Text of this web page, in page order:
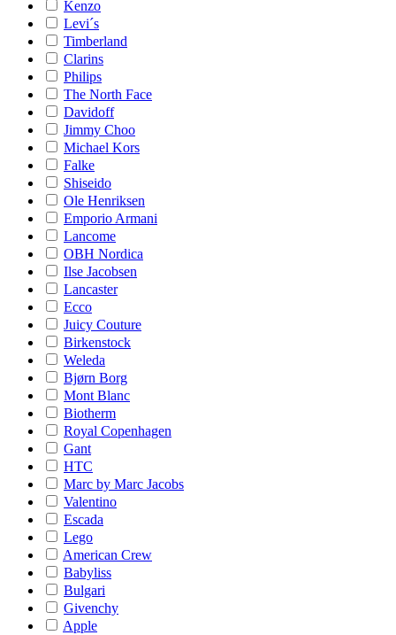
Kenzo
Levi´s
Timberland
Clarins
Philips
The North Face
Davidoff
Jimmy Choo
Michael Kors
Falke
Shiseido
Ole Henriksen
Emporio Armani
Lancome
OBH Nordica
Ilse Jacobsen
Lancaster
Ecco
Juicy Couture
Birkenstock
Weleda
Bjørn Borg
Mont Blanc
Biotherm
Royal Copenhagen
Gant
HTC
Marc by Marc Jacobs
Valentino
Escada
Lego
American Crew
Babyliss
Bulgari
Givenchy
Apple